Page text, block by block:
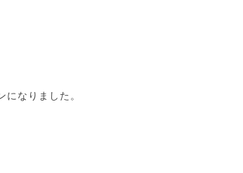
なりました。